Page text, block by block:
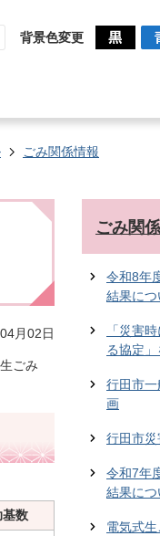
背景色変更
ごみ関係情報
月02日
ごみ
基数
ごみ関
令和8年
結果につ
「災害
る協定
行田市
画
行田市
令和7年
結果につ
電気式